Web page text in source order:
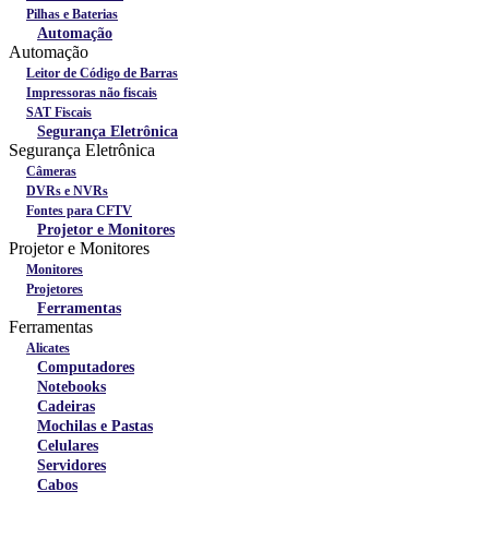
Pilhas e Baterias
Automação
Automação
Leitor de Código de Barras
Impressoras não fiscais
SAT Fiscais
Segurança Eletrônica
Segurança Eletrônica
Câmeras
DVRs e NVRs
Fontes para CFTV
Projetor e Monitores
Projetor e Monitores
Monitores
Projetores
Ferramentas
Ferramentas
Alicates
Computadores
Notebooks
Cadeiras
Mochilas e Pastas
Celulares
Servidores
Cabos